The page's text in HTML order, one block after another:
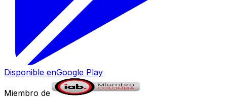
Disponible enGoogle Play
Miembro de